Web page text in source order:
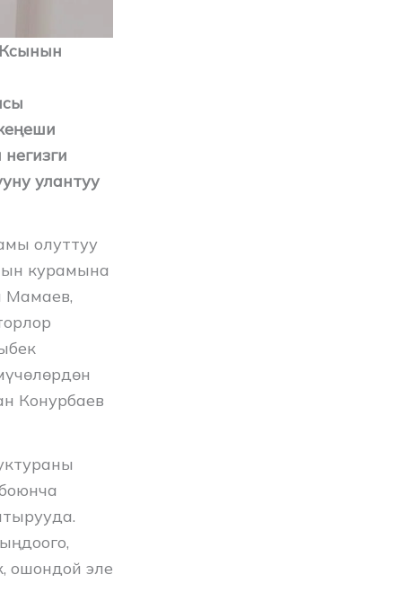
улантуу
олуттуу
курамына
Мамаев,
Конурбаев
ошондой эле